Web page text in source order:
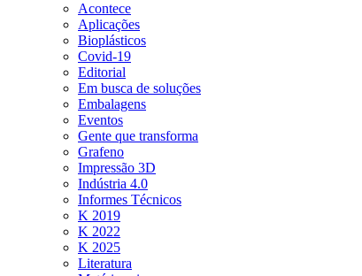
Acontece
Aplicações
Bioplásticos
Covid-19
Editorial
Em busca de soluções
Embalagens
Eventos
Gente que transforma
Grafeno
Impressão 3D
Indústria 4.0
Informes Técnicos
K 2019
K 2022
K 2025
Literatura